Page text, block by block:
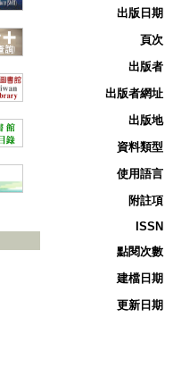
出版日期
頁次
出版者
出版者網址
出版地
資料類型
使用語言
附註項
ISSN
點閱次數
建檔日期
更新日期